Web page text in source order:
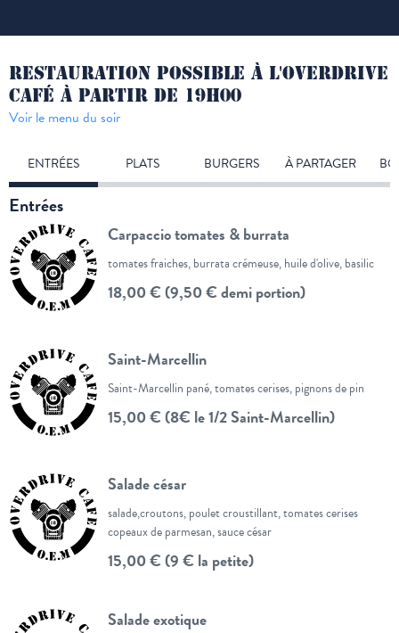
RESTAURATION POSSIBLE À L'OVERDRIVE
CAFÉ À PARTIR DE 19H00
Voir le menu du soir
ENTRÉES PLATS BURGERS À PARTAGER
Entrées
Carpaccio tomates & burrata
tomates fraiches, burrata crémeuse, huile d'olive, basilic
18,00 € (9,50 € demi portion)
Saint-Marcellin
Saint-Marcellin pané, tomates cerises, pignons de pin
15,00 € (8€ le 1/2 Saint-Marcellin)
Salade césar
salade,croutons, poulet croustillant, tomates cerises
copeaux de parmesan, sauce césar
15,00 € (9 € la petite)
Salade exotique